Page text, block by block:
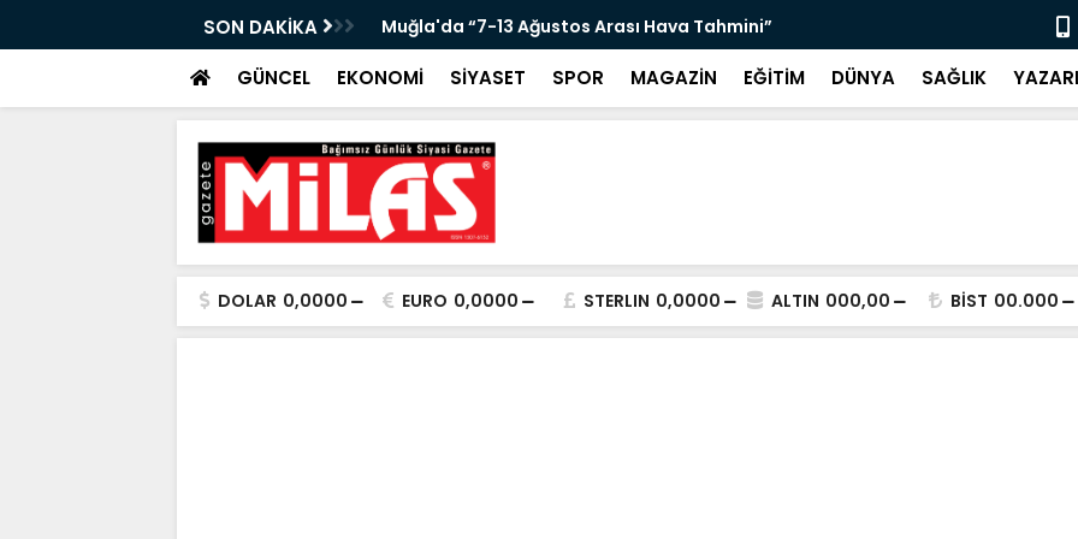
SON DAKİKA
ÖNEMLİ KONUK!” Muğla'da “7-13 Ağustos Arası Hava Tahmini” “Ketenci
GÜNCEL EKONOMİ SİYASET SPOR MAGAZİN EĞİTİM DÜNYA SAĞLIK
DOLAR 0,0000 EURO 0,0000 STERLIN 0,0000 ALTIN 000,00 BİST 00.000